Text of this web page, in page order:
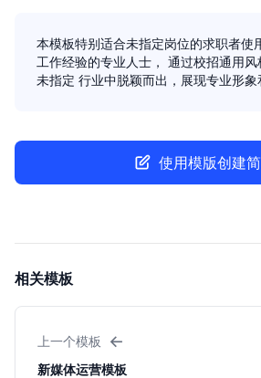
本模板特别适合未指定岗位的求职者使
工作经验的专业人士， 通过校招通用
未指定 行业中脱颖而出，展现专业形象
使用模版创建
相关模板
上一个模板 ←
新媒体运营模板